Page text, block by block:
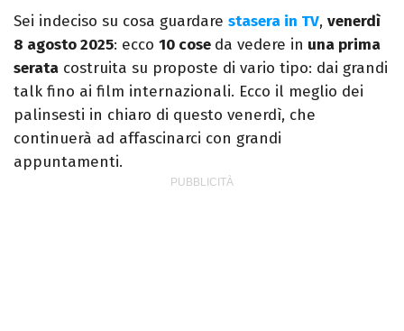
come Fashion Editor. Si specializza poi in
Comunicazione digitale, Giornalismo e
Nuovi media presso La Sapienza,
collaborando con alcune testate ed uffici
stampa.
Sei indeciso su cosa guardare stasera in TV, venerdì
8 agosto 2025: ecco 10 cose da vedere in una prima
serata costruita su proposte di vario tipo: dai grandi
talk fino ai film internazionali. Ecco il meglio dei
palinsesti in chiaro di questo venerdì, che
continuerà ad affascinarci con grandi
appuntamenti.